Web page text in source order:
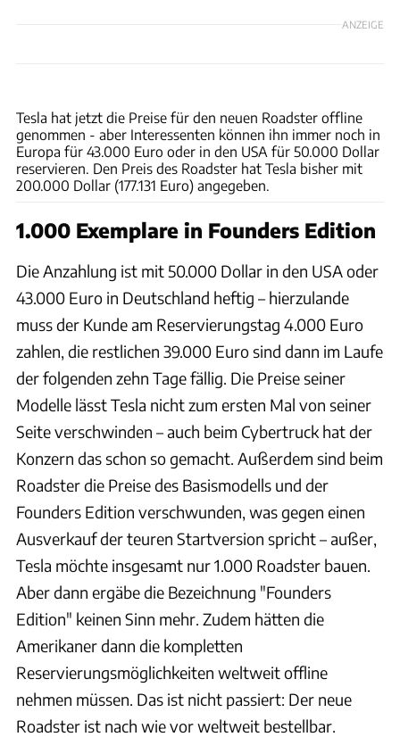
ANZEIGE
Tesla hat jetzt die Preise für den neuen Roadster offline
genommen - aber Interessenten können ihn immer noch in
Europa für 43.000 Euro oder in den USA für 50.000 Dollar
reservieren. Den Preis des Roadster hat Tesla bisher mit
200.000 Dollar (177.131 Euro) angegeben.
1.000 Exemplare in Founders Edition
Die Anzahlung ist mit 50.000 Dollar in den USA oder
43.000 Euro in Deutschland heftig – hierzulande
muss der Kunde am Reservierungstag 4.000 Euro
zahlen, die restlichen 39.000 Euro sind dann im Laufe
der folgenden zehn Tage fällig. Die Preise seiner
Modelle lässt Tesla nicht zum ersten Mal von seiner
Seite verschwinden – auch beim Cybertruck hat der
Konzern das schon so gemacht. Außerdem sind beim
Roadster die Preise des Basismodells und der
Founders Edition verschwunden, was gegen einen
Ausverkauf der teuren Startversion spricht – außer,
Tesla möchte insgesamt nur 1.000 Roadster bauen.
Aber dann ergäbe die Bezeichnung "Founders
Edition" keinen Sinn mehr. Zudem hätten die
Amerikaner dann die kompletten
Reservierungsmöglichkeiten weltweit offline
nehmen müssen. Das ist nicht passiert: Der neue
Roadster ist nach wie vor weltweit bestellbar.